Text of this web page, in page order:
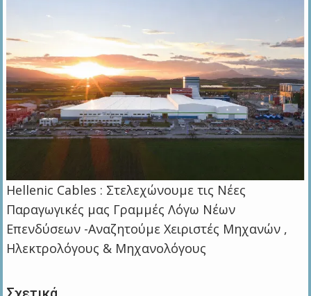
Hellenic Cables : Στελεχώνουμε τις Νέες
Παραγωγικές μας Γραμμές Λόγω Νέων
Επενδύσεων -Αναζητούμε Χειριστές Μηχανών ,
Ηλεκτρολόγους & Μηχανολόγους